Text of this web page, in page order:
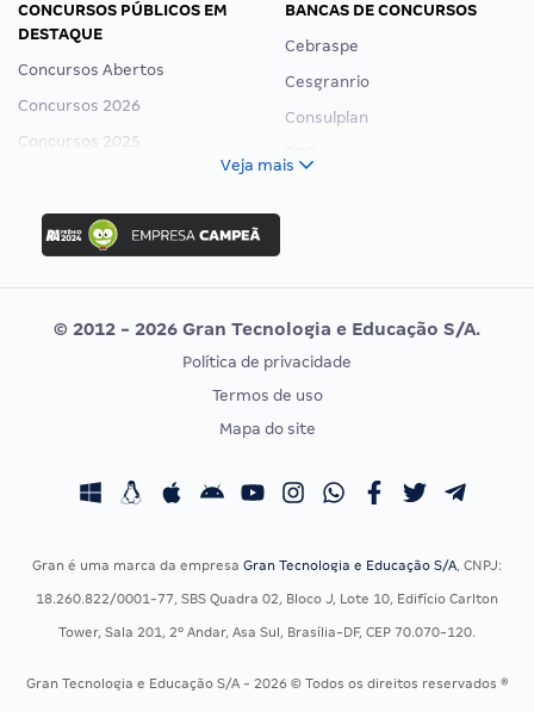
CONCURSOS PÚBLICOS EM
DESTAQUE
Concursos Abertos
Concursos 2026
Concursos 2025
Concurso Ibama
Concurso MPU
Editais publicados
BANCAS DE CONCURSOS
Cebraspe
Cesgranrio
Consulplan
Vunesp
CONCURSOS POR PROFISSÃO
Concursos Fiscais
Concursos Saúde
Residência Multiprofissional
EXAME DE ORDEM
Calendário OAB
Veja mais
© 2012 - 2026 Gran Tecnologia e Educação S/A.
Política de privacidade
Termos de uso
Mapa do site
Gran é uma marca da empresa Gran Tecnologia e Educação S/A, CNPJ:
18.260.822/0001-77, SBS Quadra 02, Bloco J, Lote 10, Edifício Carlton
Tower, Sala 201, 2º Andar, Asa Sul, Brasília-DF, CEP 70.070-120.
Gran Tecnologia e Educação S/A - 2026 © Todos os direitos reservados ®